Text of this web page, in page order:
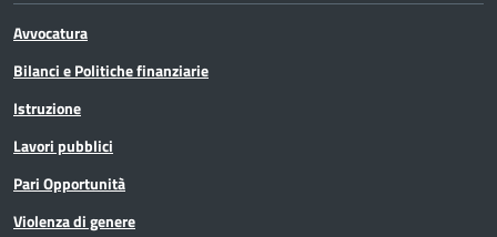
Avvocatura
Bilanci e Politiche finanziarie
Istruzione
Lavori pubblici
Pari Opportunità
Violenza di genere